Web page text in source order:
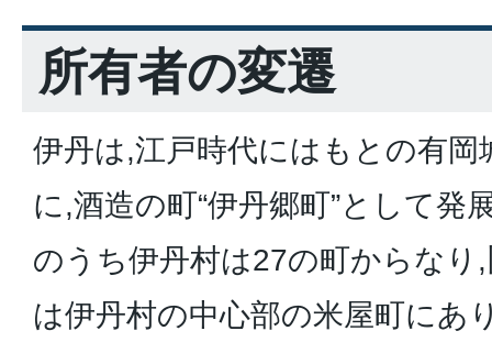
所有者の変遷
伊丹は,江戸時代にはもとの有岡
に,酒造の町“伊丹郷町”として発
のうち伊丹村は27の町からなり
は伊丹村の中心部の米屋町にあ